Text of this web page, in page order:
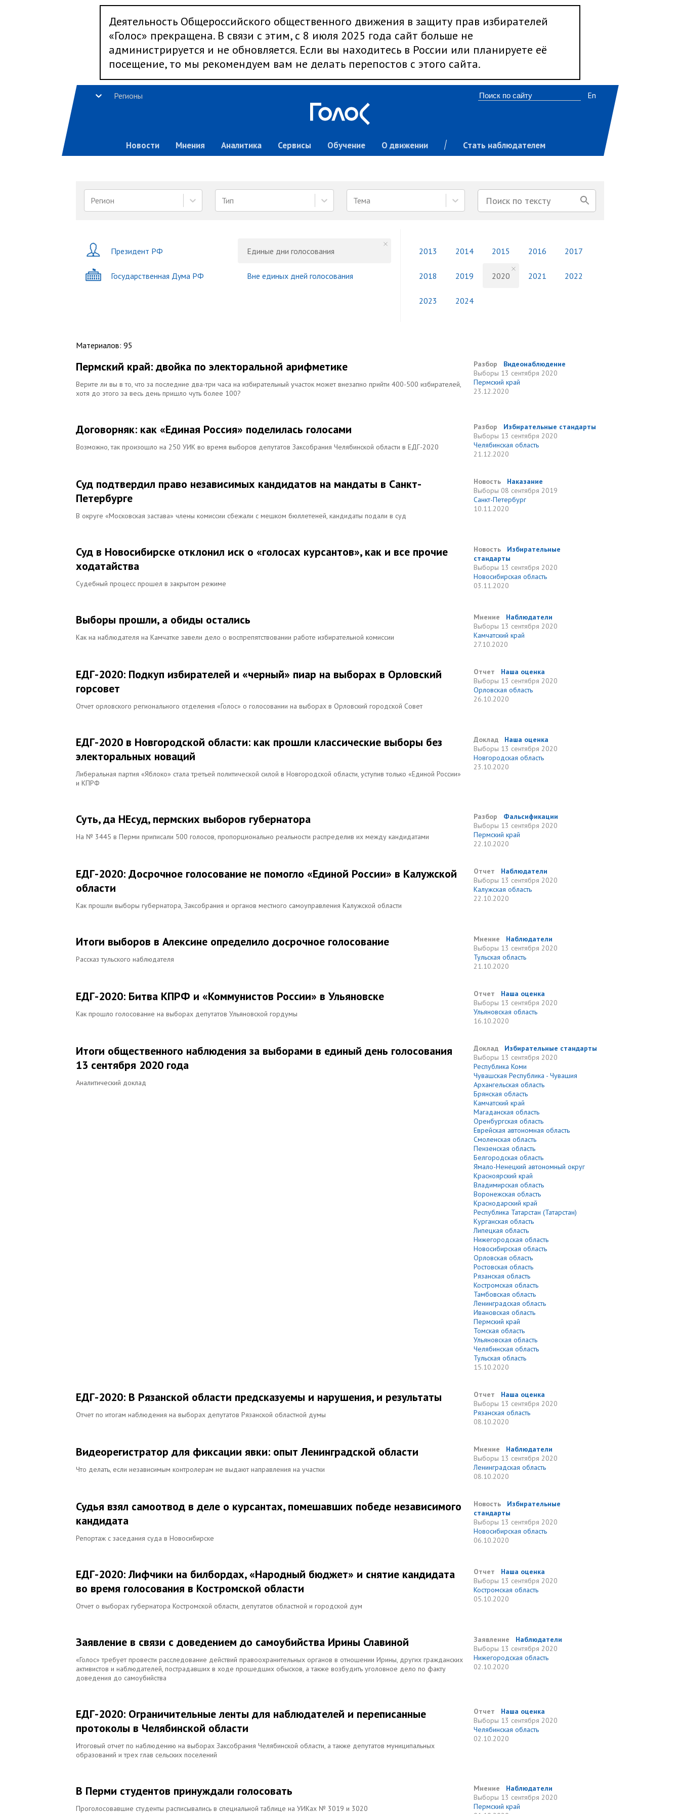
Деятельность Общероссийского общественного движения в защиту прав избирателей
«Голос» прекращена. В связи с этим, с 8 июля 2025 года сайт больше не
администрируется и не обновляется. Если вы находитесь в России или планируете её
посещение, то мы рекомендуем вам не делать перепостов с этого сайта.
Регионы
Новости Мнения Аналитика Сервисы Обучение О движении Стать наблюдателем
En
Регион Тип Тема
Президент РФ
Государственная Дума РФ
Единые дни голосования
Вне единых дней голосования
2013 2014 2015 2016 2017
2018 2019 2020 2021 2022
2023 2024
Материалов: 95
Пермский край: двойка по электоральной арифметике
Верите ли вы в то, что за последние два-три часа на избирательный участок может внезапно прийти 400-500 избирателей,
хотя до этого за весь день пришло чуть более 100?
Разбор
Видеонаблюдение
Выборы 13 сентября 2020
Пермский край
23.12.2020
Договорняк: как «Единая Россия» поделилась голосами
Возможно, так произошло на 250 УИК во время выборов депутатов Заксобрания Челябинской области в ЕДГ-2020
Разбор
Избирательные стандарты
Выборы 13 сентября 2020
Челябинская область
21.12.2020
Суд подтвердил право независимых кандидатов на мандаты в Санкт-
Петербурге
В округе «Московская застава» члены комиссии сбежали с мешком бюллетеней, кандидаты подали в суд
Новость
Наказание
Выборы 08 сентября 2019
Санкт-Петербург
10.11.2020
Суд в Новосибирске отклонил иск о «голосах курсантов», как и все прочие
ходатайства
Судебный процесс прошел в закрытом режиме
Новость
Избирательные
стандарты
Выборы 13 сентября 2020
Новосибирская область
03.11.2020
Выборы прошли, а обиды остались
Как на наблюдателя на Камчатке завели дело о воспрепятствовании работе избирательной комиссии
Мнение
Наблюдатели
Выборы 13 сентября 2020
Камчатский край
27.10.2020
ЕДГ-2020: Подкуп избирателей и «черный» пиар на выборах в Орловский
горсовет
Отчет орловского регионального отделения «Голос» о голосовании на выборах в Орловский городской Совет
Отчет
Наша оценка
Выборы 13 сентября 2020
Орловская область
26.10.2020
ЕДГ-2020 в Новгородской области: как прошли классические выборы без
электоральных новаций
Либеральная партия «Яблоко» стала третьей политической силой в Новгородской области, уступив только «Единой России»
и КПРФ
Доклад
Наша оценка
Выборы 13 сентября 2020
Новгородская область
23.10.2020
Суть, да НЕсуд, пермских выборов губернатора
На № 3445 в Перми приписали 500 голосов, пропорционально реальности распределив их между кандидатами
Разбор
Фальсификации
Выборы 13 сентября 2020
Пермский край
22.10.2020
ЕДГ-2020: Досрочное голосование не помогло «Единой России» в Калужской
области
Как прошли выборы губернатора, Заксобрания и органов местного самоуправления Калужской области
Отчет
Наблюдатели
Выборы 13 сентября 2020
Калужская область
22.10.2020
Итоги выборов в Алексине определило досрочное голосование
Рассказ тульского наблюдателя
Мнение
Наблюдатели
Выборы 13 сентября 2020
Тульская область
21.10.2020
ЕДГ-2020: Битва КПРФ и «Коммунистов России» в Ульяновске
Как прошло голосование на выборах депутатов Ульяновской гордумы
Отчет
Наша оценка
Выборы 13 сентября 2020
Ульяновская область
16.10.2020
Итоги общественного наблюдения за выборами в единый день голосования
13 сентября 2020 года
Аналитический доклад
Доклад
Избирательные стандарты
Выборы 13 сентября 2020
Республика Коми
Чувашская Республика - Чувашия
Архангельская область
Брянская область
Камчатский край
Магаданская область
Оренбургская область
Еврейская автономная область
Смоленская область
Пензенская область
Белгородская область
Ямало-Ненецкий автономный округ
Красноярский край
Владимирская область
Воронежская область
Краснодарский край
Республика Татарстан (Татарстан)
Курганская область
Липецкая область
Нижегородская область
Новосибирская область
Орловская область
Ростовская область
Рязанская область
Костромская область
Тамбовская область
Ленинградская область
Ивановская область
Пермский край
Томская область
Ульяновская область
Челябинская область
Тульская область
15.10.2020
ЕДГ-2020: В Рязанской области предсказуемы и нарушения, и результаты
Отчет по итогам наблюдения на выборах депутатов Рязанской областной думы
Отчет
Наша оценка
Выборы 13 сентября 2020
Рязанская область
08.10.2020
Видеорегистратор для фиксации явки: опыт Ленинградской области
Что делать, если независимым контролерам не выдают направления на участки
Мнение
Наблюдатели
Выборы 13 сентября 2020
Ленинградская область
08.10.2020
Судья взял самоотвод в деле о курсантах, помешавших победе независимого
кандидата
Репортаж с заседания суда в Новосибирске
Новость
Избирательные
стандарты
Выборы 13 сентября 2020
Новосибирская область
06.10.2020
ЕДГ-2020: Лифчики на билбордах, «Народный бюджет» и снятие кандидата
во время голосования в Костромской области
Отчет о выборах губернатора Костромской области, депутатов областной и городской дум
Отчет
Наша оценка
Выборы 13 сентября 2020
Костромская область
05.10.2020
Заявление в связи с доведением до самоубийства Ирины Славиной
«Голос» требует провести расследование действий правоохранительных органов в отношении Ирины, других гражданских
активистов и наблюдателей, пострадавших в ходе прошедших обысков, а также возбудить уголовное дело по факту
доведения до самоубийства
Заявление
Наблюдатели
Выборы 13 сентября 2020
Нижегородская область
02.10.2020
ЕДГ-2020: Ограничительные ленты для наблюдателей и переписанные
протоколы в Челябинской области
Итоговый отчет по наблюдению на выборах Заксобрания Челябинской области, а также депутатов муниципальных
образований и трех глав сельских поселений
Отчет
Наша оценка
Выборы 13 сентября 2020
Челябинская область
02.10.2020
В Перми студентов принуждали голосовать
Проголосовавшие студенты расписывались в специальной таблице на УИКах № 3019 и 3020
Мнение
Наблюдатели
Выборы 13 сентября 2020
Пермский край